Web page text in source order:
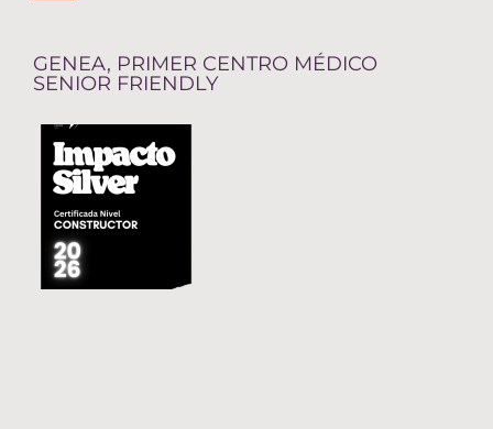
GENEA, PRIMER CENTRO MÉDICO
SENIOR FRIENDLY